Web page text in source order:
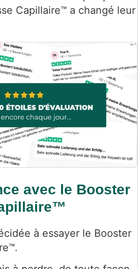
Capillaire™ a changé leur
avec le Booster
à essayer le Booster